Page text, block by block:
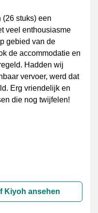
(26 stuks) een
veel enthousiasme
gebied van de
de accommodatie en
Hadden wij
vervoer, werd dat
Erg vriendelijk en
die nog twijfelen!
Kiyoh ansehen